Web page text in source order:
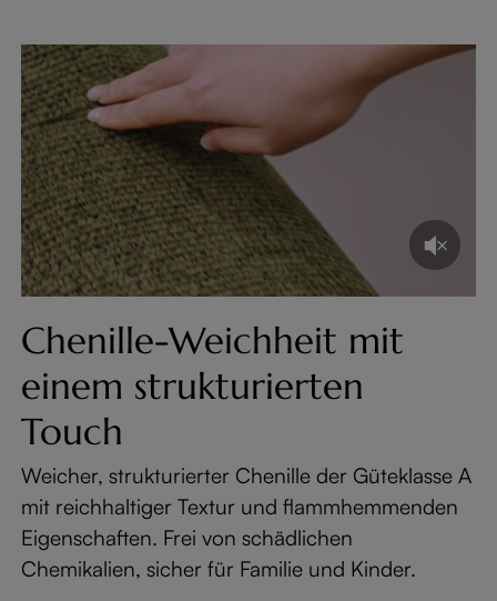
Chenille-Weichheit mit
einem strukturierten
Touch
Weicher, strukturierter Chenille der Güteklasse A
mit reichhaltiger Textur und flammhemmenden
Eigenschaften. Frei von schädlichen
Chemikalien, sicher für Familie und Kinder.